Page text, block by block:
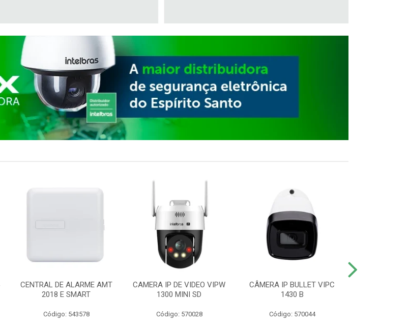
CENTRAL DE ALARME AMT
2018 E SMART
Código: 543578
CAMERA IP DE VIDEO VIPW
1300 MINI SD
Código: 570028
CÂMERA IP BULLET VIPC
1430 B
Código: 570044